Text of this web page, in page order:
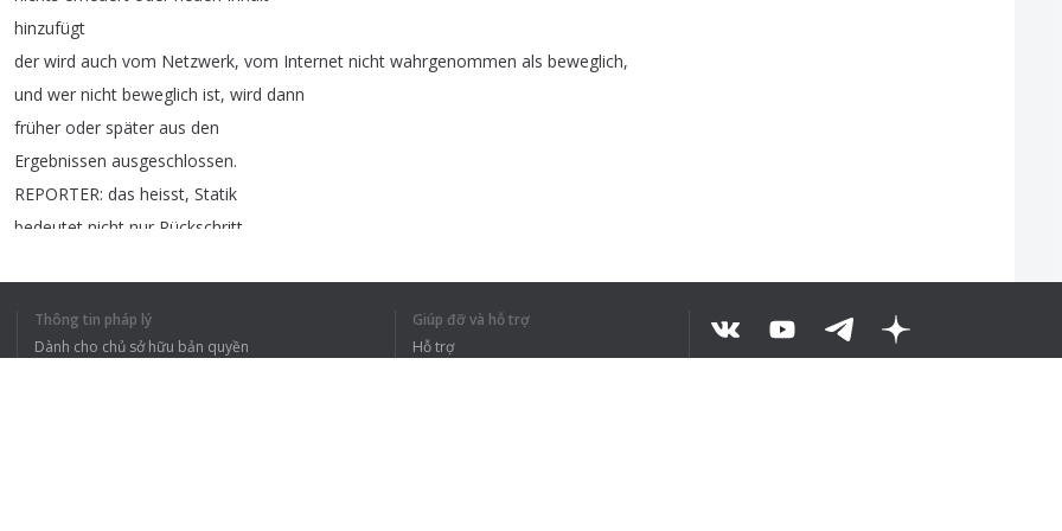
hinzufügt
der wird auch vom Netzwerk, vom Internet nicht wahrgenommen als beweglich,
und wer nicht beweglich ist, wird dann
früher oder später aus den
Ergebnissen ausgeschlossen.
REPORTER: das heisst, Statik
bedeutet nicht nur Rückschritt
Thông tin pháp lý
Dành cho chủ sở hữu bản quyền
Giúp đỡ và hỗ trợ
Hỗ trợ